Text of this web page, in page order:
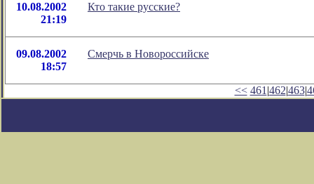
10.08.2002
21:19
Кто такие русские?
09.08.2002
18:57
Смерчь в Новороссийске
<< 461 |462|463|